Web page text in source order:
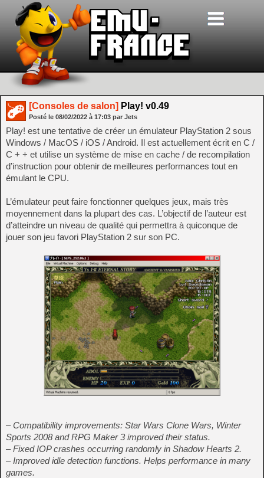
[Consoles de salon] Play! v0.49
Posté le 08/02/2022 à 17:03 par Jets
Play! est une tentative de créer un émulateur PlayStation 2 sous
Windows / MacOS / iOS / Android. Il est actuellement écrit en C /
C + + et utilise un système de mise en cache / de recompilation
d’instruction pour obtenir de meilleures performances tout en
émulant le CPU.
L’émulateur peut faire fonctionner quelques jeux, mais très
moyennement dans la plupart des cas. L’objectif de l’auteur est
d’atteindre un niveau de qualité qui permettra à quiconque de
jouer son jeu favori PlayStation 2 sur son PC.
– Compatibility improvements: Star Wars Clone Wars, Winter
Sports 2008 and RPG Maker 3 improved their status.
– Fixed IOP crashes occurring randomly in Shadow Hearts 2.
– Improved idle detection functions. Helps performance in many
games.